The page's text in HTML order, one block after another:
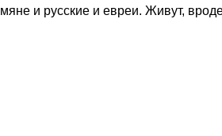
и русские и евреи. Живут,